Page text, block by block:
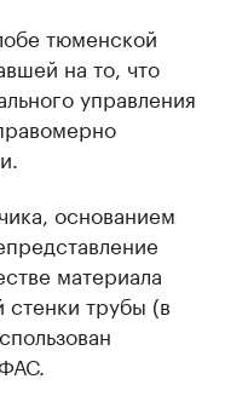
тюменской
на то, что
управления
основанием
материала
стенки трубы (в